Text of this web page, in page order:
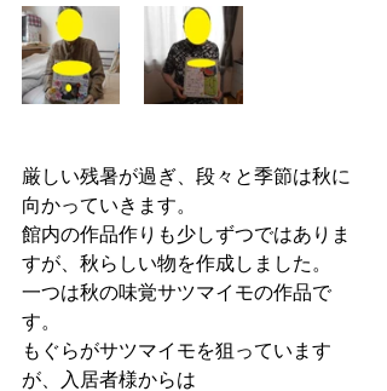
厳しい残暑が過ぎ、段々と季節は秋に
向かっていきます。
館内の作品作りも少しずつではありま
すが、秋らしい物を作成しました。
一つは秋の味覚サツマイモの作品で
す。
もぐらがサツマイモを狙っています
が、入居者様からは